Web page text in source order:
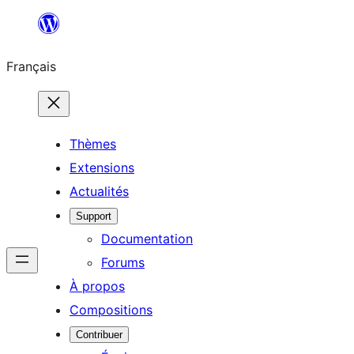
contenu
Français
Thèmes
Extensions
Actualités
Support
Documentation
Forums
À propos
Compositions
Contribuer